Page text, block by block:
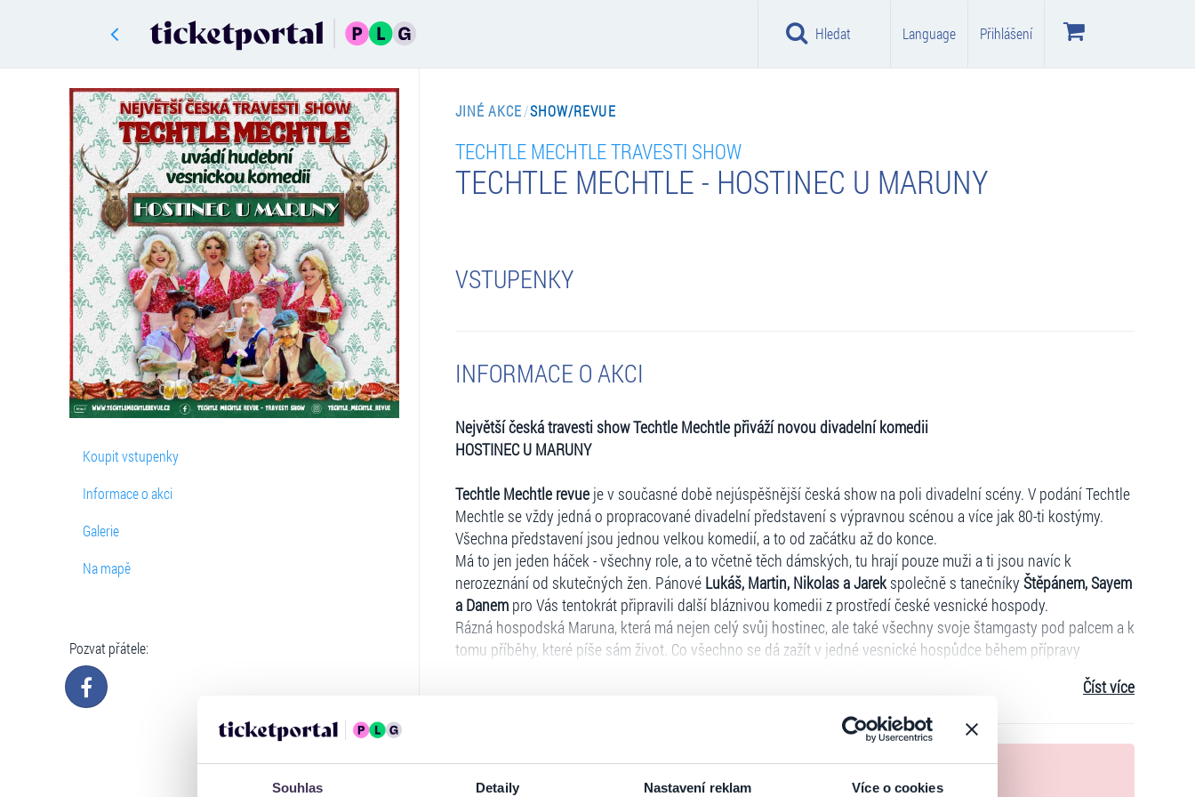
Souhlas Detaily Nastavení reklam Více o cookies
Hledat Language Přihlášení
Koupit vstupenky
Informace o akci
Galerie
Na mapě
Pozvat přátele:
JINÉ AKCE/SHOW/REVUE
TECHTLE MECHTLE TRAVESTI SHOW
TECHTLE MECHTLE - HOSTINEC U MARUNY
VSTUPENKY
INFORMACE O AKCI
Největší česká travesti show Techtle Mechtle přiváží novou divadelní komedii
HOSTINEC U MARUNY
Techtle Mechtle revueje v současné době nejúspěšnější česká show na poli divadelní scény. V podání Techtle
Mechtle se vždy jedná o propracované divadelní představení s výpravnou scénou a více jak 80-ti kostýmy.
Všechna představení jsou jednou velkou komedií, a to od začátku až do konce.
Má to jen jeden háček - všechny role, a to včetně těch dámských, tu hrají pouze muži a ti jsou navíc k
nerozeznání od skutečných žen. Pánové Lukáš, Martin, Nikolas a Jarekspolečně s tanečníky Štěpánem, Sayem
a Danempro Vás tentokrát připravili další bláznivou komedii z prostředí české vesnické hospody.
Rázná hospodská Maruna, která má nejen celý svůj hostinec, ale také všechny svoje štamgasty pod palcem a k
tomu příběhy, které píše sám život. Co všechno se dá zažít v jedné vesnické hospůdce během přípravy
. Chybět nebude pořádná
dávka českého humoru, láska, hospodská rvačka a pivo poteče jak jinak než proudem. Samozřejmě zazní
během večera české hospodské písničky, které si budete broukat ještě na cestě domů a i celý druhý den...
Všechna představení jsou vlastní autorskou tvorbou pánů z Techtle Mechtle revue, a to od scénáře, přes
dialogy, hudbu, návrhy scény i kostýmů.
Nenechte si ujít strhující hudební představení v podání nejúspěšnějších českých travesti umělců a jejich
Číst více
Ticketportal je zárukou pravosti vstupenek